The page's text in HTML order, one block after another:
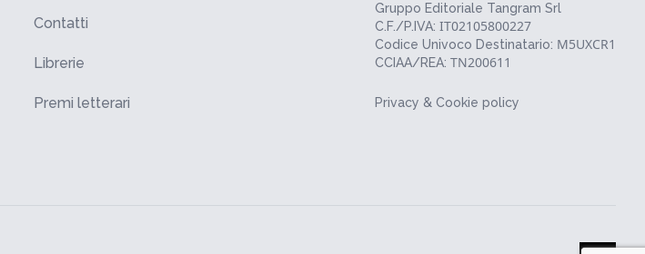
Contatti
Librerie
Premi letterari
Gruppo Editoriale Tangram Srl
C.F./P.IVA: IT02105800227
Codice Univoco Destinatario: M5UXCR1
CCIAA/REA: TN200611
Privacy & Cookie policy